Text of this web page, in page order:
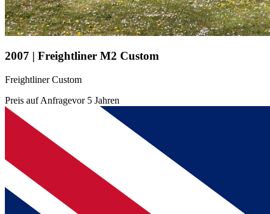
2007 | Freightliner M2 Custom
Freightliner Custom
Preis auf Anfragevor 5 Jahren